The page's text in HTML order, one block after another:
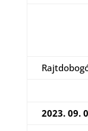
2023. 09.